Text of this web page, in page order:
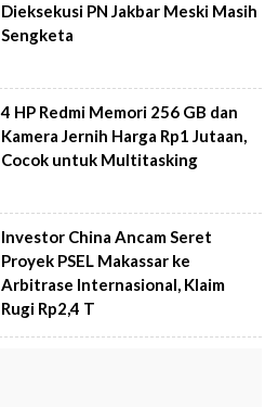
Dieksekusi PN Jakbar Meski Masih
Sengketa
4 HP Redmi Memori 256 GB dan
Kamera Jernih Harga Rp1 Jutaan,
Cocok untuk Multitasking
Investor China Ancam Seret
Proyek PSEL Makassar ke
Arbitrase Internasional, Klaim
Rugi Rp2,4 T